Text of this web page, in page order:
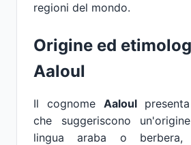
regioni del mondo.
Origine ed
Aaloul
Il cognome Aaloulpresenta
che suggeriscono
lingua araba o